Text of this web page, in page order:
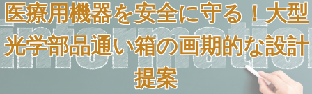
TOP
輸送包装便覧.comが選ばれる理
由
輸送包装実績
輸送包装プロフェッショナルに
よる『輸送包装・梱包 改善ラ
ボ』
医療用機器を安全に守る！大型
光学部品通い箱の画期的な設計
提案